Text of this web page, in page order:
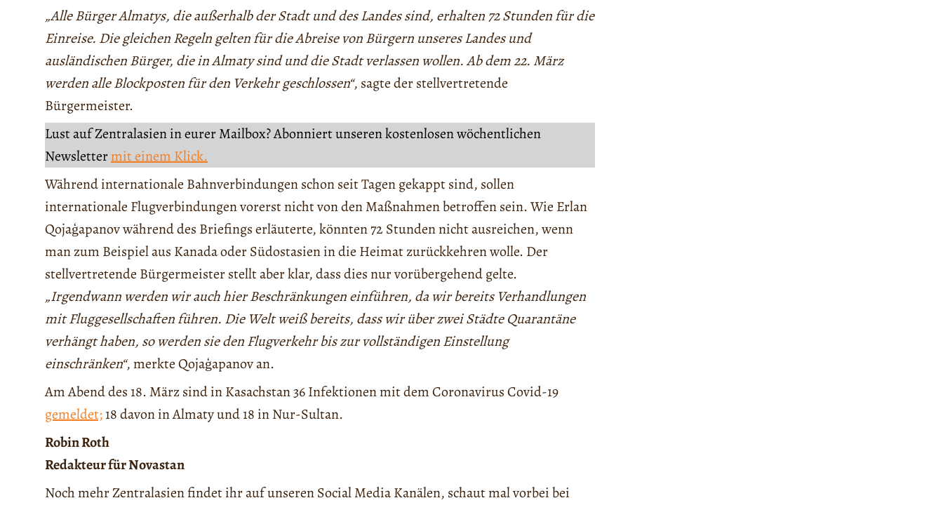
„Alle Bürger Almatys, die außerhalb der Stadt und des Landes sind, erhalten 72 Stunden für die
Einreise. Die gleichen Regeln gelten für die Abreise von Bürgern unseres Landes und
ausländischen Bürger, die in Almaty sind und die Stadt verlassen wollen. Ab dem 22. März
werden alle Blockposten für den Verkehr geschlossen“, sagte der stellvertretende
Bürgermeister.
Lust auf Zentralasien in eurer Mailbox? Abonniert unseren kostenlosen wöchentlichen
Newslettermit einem Klick.
Während internationale Bahnverbindungen schon seit Tagen gekappt sind, sollen
internationale Flugverbindungen vorerst nicht von den Maßnahmen betroffen sein. Wie Erlan
Qojaģapanov während des Briefings erläuterte, könnten 72 Stunden nicht ausreichen, wenn
man zum Beispiel aus Kanada oder Südostasien in die Heimat zurückkehren wolle. Der
stellvertretende Bürgermeister stellt aber klar, dass dies nur vorübergehend gelte.
„Irgendwann werden wir auch hier Beschränkungen einführen, da wir bereits Verhandlungen
mit Fluggesellschaften führen. Die Welt weiß bereits, dass wir über zwei Städte Quarantäne
verhängt haben, so werden sie den Flugverkehr bis zur vollständigen Einstellung
einschränken“, merkte Qojaģapanov an.
Am Abend des 18. März sind in Kasachstan 36 Infektionen mit dem Coronavirus Covid-19
gemeldet;18 davon in Almaty und 18 in Nur-Sultan.
Robin Roth
Redakteur für Novastan
Noch mehr Zentralasien findet ihr auf unseren Social Media Kanälen, schaut mal vorbei bei